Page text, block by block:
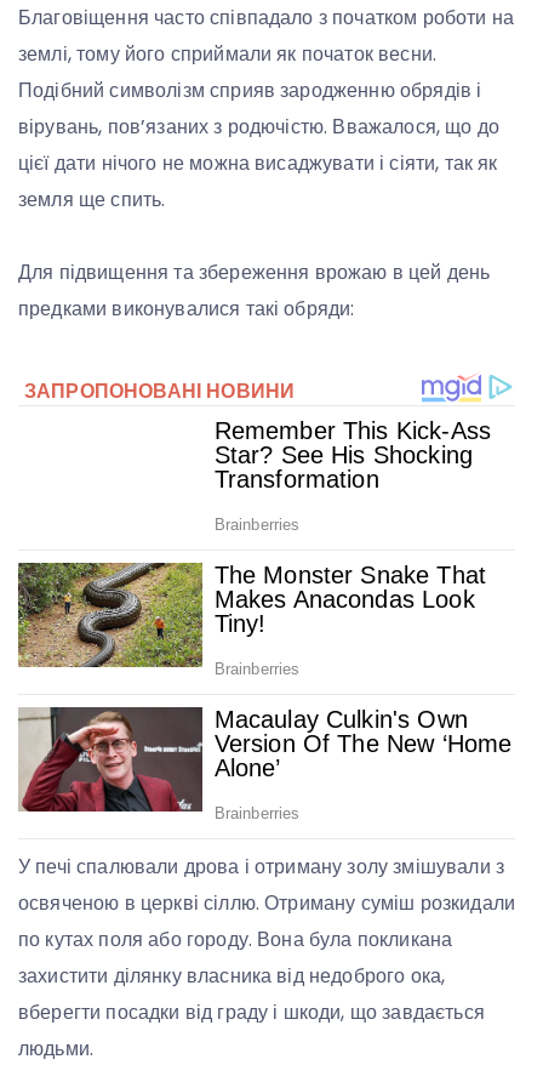
Благовіщення часто співпадало з початком роботи на
землі, тому його сприймали як початок весни.
Подібний символізм сприяв зародженню обрядів і
вірувань, пов’язаних з родючістю. Вважалося, що до
цієї дати нічого не можна висаджувати і сіяти, так як
земля ще спить.
Для підвищення та збереження врожаю в цей день
предками виконувалися такі обряди:
У печі спалювали дрова і отриману золу змішували з
освяченою в церкві сіллю. Отриману суміш розкидали
по кутах поля або городу. Вона була покликана
захистити ділянку власника від недоброго ока,
вберегти посадки від граду і шкоди, що завдається
людьми.